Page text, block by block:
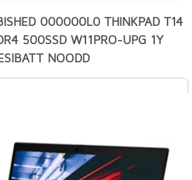
000000L0 THINKPAD T14
500SSD W11PRO-UPG 1Y
NOODD